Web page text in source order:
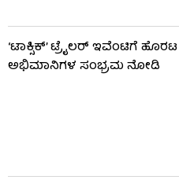
‘ಟಾಕ್ಸಿಕ್’ ಟ್ರೈಲರ್ ಇವೆಂಟಿಗೆ
ಅಭಿಮಾನಿಗಳ ಸಂಭ್ರಮ ನೋಡಿ